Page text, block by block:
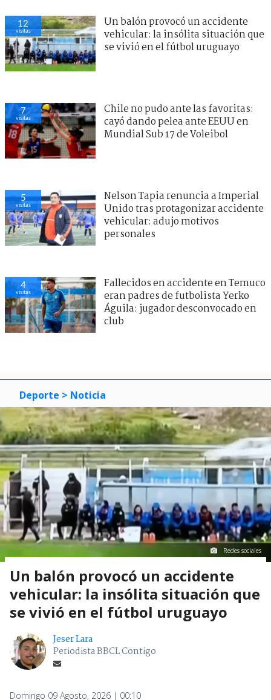
12
visitas
Un balón provocó un accidente
vehicular: la insólita situación que
se vivió en el fútbol uruguayo
7
visitas
Chile no pudo ante las favoritas:
cayó dando pelea ante EEUU en
Mundial Sub 17 de Voleibol
5
visitas
Nelson Tapia renuncia a Imperial
Unido tras protagonizar accidente
vehicular: adujo motivos
personales
4
visitas
Fallecidos en accidente en Temuco
eran padres de futbolista Yerko
Águila: jugador desconvocado en
club
Deporte > Noticia
Redes sociales
Un balón provocó un accidente
vehicular: la insólita situación que
se vivió en el fútbol uruguayo
Jeser Lara
Periodista BBCL Contigo
Domingo 09 Agosto, 2026 | 00:10